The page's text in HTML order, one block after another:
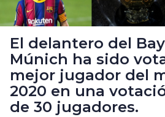
El delantero del
Múnich ha sido
mejor jugador del
2020 en una
de 30 jugadores.